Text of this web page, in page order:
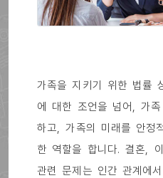
가족을 지키기 위한 법률
에 대한 조언을 넘어, 가
하고, 가족의 미래를 안정
한 역할을 합니다. 결혼,
관련 문제는 인간 관계에